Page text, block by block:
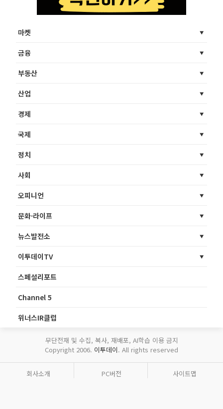
마켓
금융
부동산
산업
경제
국제
정치
사회
오피니언
문화·라이프
뉴스발전소
이투데이TV
스페셜리포트
Channel 5
위너스IR클럽
무단전재 및 수집, 복사, 재배포, AI학습 이용 금지
Copyright 2006. 이투데이. All rights reserved
회사소개 PC버전 사이트맵